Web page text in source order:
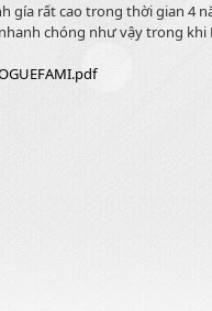
rất cao trong thời gian 4
chóng như vậy trong